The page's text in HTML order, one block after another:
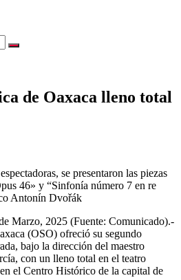
de Oaxaca lleno total
se presentaron las piezas
46» y “Sinfonía número 7 en re
Antonín Dvořák
Marzo, 2025 (Fuente: Comunicado).-
(OSO) ofreció su segundo
bajo la dirección del maestro
con un lleno total en el teatro
el Centro Histórico de la capital de